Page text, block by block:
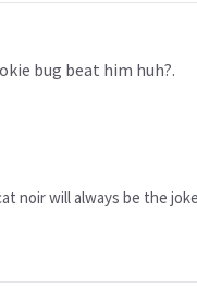
bug beat him huh?.
noir will always be the